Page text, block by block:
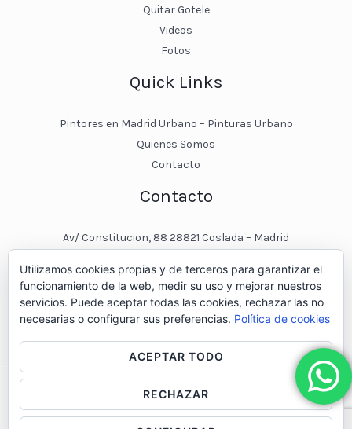
Quitar Gotele
Videos
Fotos
Quick Links
Pintores en Madrid Urbano – Pinturas Urbano
Quienes Somos
Contacto
Contacto
Av/ Constitucion, 88 28821 Coslada – Madrid
pinturasurbano@hotmail.es
+34 – 643 00 74 11
© 2026 Pintores en Madrid - Pinturas Urbano
Utilizamos cookies propias y de terceros para garantizar el
funcionamiento de la web, medir su uso y mejorar nuestros
servicios. Puede aceptar todas las cookies, rechazar las no
necesarias o configurar sus preferencias. Política de cookies
ACEPTAR TODO
RECHAZAR